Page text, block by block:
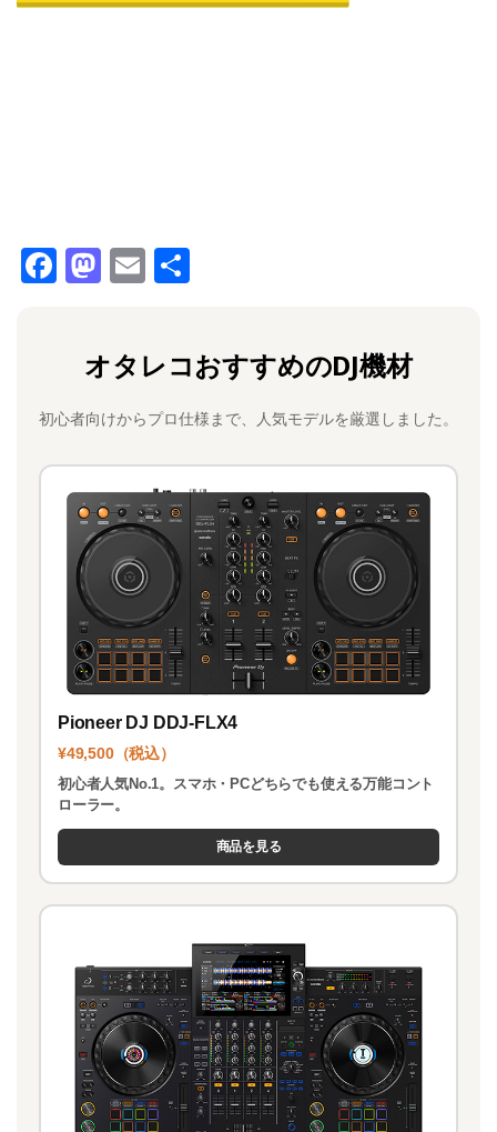
F
b
o
o
k
M
o
d
o
n
E
l
オタレコおすすめのDJ機材
初心者向けからプロ仕様まで、人気モデルを厳選しました。
Pioneer DJ DDJ-FLX4
¥49,500（税込）
初心者人気No.1。スマホ・PCどちらでも使える万能コント
ローラー。
商品を見る